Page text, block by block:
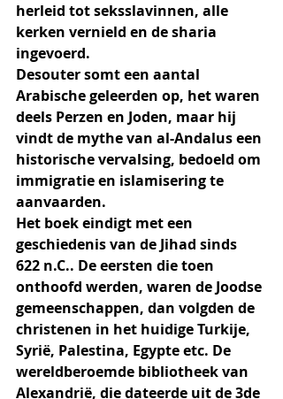
herleid tot seksslavinnen, alle
kerken vernield en de sharia
ingevoerd.
Desouter somt een aantal
Arabische geleerden op, het waren
deels Perzen en Joden, maar hij
vindt de mythe van al-Andalus een
historische vervalsing, bedoeld om
immigratie en islamisering te
aanvaarden.
Het boek eindigt met een
geschiedenis van de Jihad sinds
622 n.C.. De eersten die toen
onthoofd werden, waren de Joodse
gemeenschappen, dan volgden de
christenen in het huidige Turkije,
Syrië, Palestina, Egypte etc. De
wereldberoemde bibliotheek van
Alexandrië, die dateerde uit de 3de